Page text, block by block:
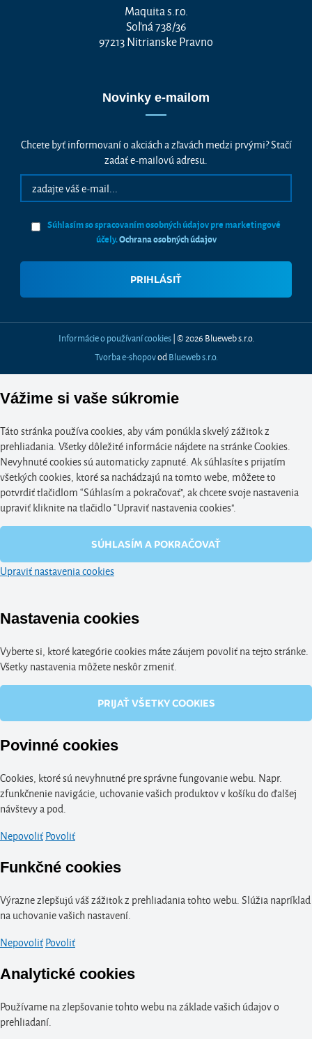
Maquita s.r.o.
Soľná 738/36
97213 Nitrianske Pravno
Novinky e-mailom
Chcete byť informovaní o akciách a zľavách medzi prvými? Stačí
zadať e-mailovú adresu.
Súhlasím so spracovaním osobných údajov pre marketingové
účely.Ochrana osobných údajov
Informácie o používaní cookies| © 2026 Blueweb s.r.o.
Tvorba e-shopovod Blueweb s.r.o.
Vážime si vaše súkromie
Táto stránka používa cookies, aby vám ponúkla skvelý zážitok z
prehliadania. Všetky dôležité informácie nájdete na stránke Cookies.
Nevyhnuté cookies sú automaticky zapnuté. Ak súhlasíte s prijatím
všetkých cookies, ktoré sa nachádzajú na tomto webe, môžete to
potvrdiť tlačidlom “Súhlasím a pokračovať", ak chcete svoje nastavenia
upraviť kliknite na tlačidlo “Upraviť nastavenia cookies".
SÚHLASÍM A POKRAČOVAŤ
Upraviť nastavenia cookies
Nastavenia cookies
Vyberte si, ktoré kategórie cookies máte záujem povoliť na tejto stránke.
Všetky nastavenia môžete neskôr zmeniť.
PRIJAŤ VŠETKY COOKIES
Povinné cookies
Cookies, ktoré sú nevyhnutné pre správne fungovanie webu. Napr.
zfunkčnenie navigácie, uchovanie vašich produktov v košíku do ďalšej
návštevy a pod.
NepovoliťPovoliť
Funkčné cookies
Výrazne zlepšujú váš zážitok z prehliadania tohto webu. Slúžia napríklad
na uchovanie vašich nastavení.
NepovoliťPovoliť
Analytické cookies
Používame na zlepšovanie tohto webu na základe vašich údajov o
prehliadaní.